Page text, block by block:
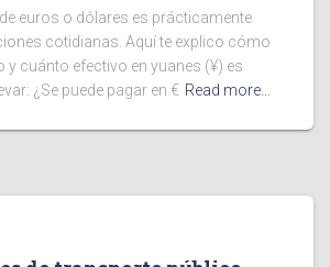
euros o dólares es prácticamente
cotidianas. Aquí te explico cómo
y cuánto efectivo en yuanes (¥) es
¿Se puede pagar en € Read more…